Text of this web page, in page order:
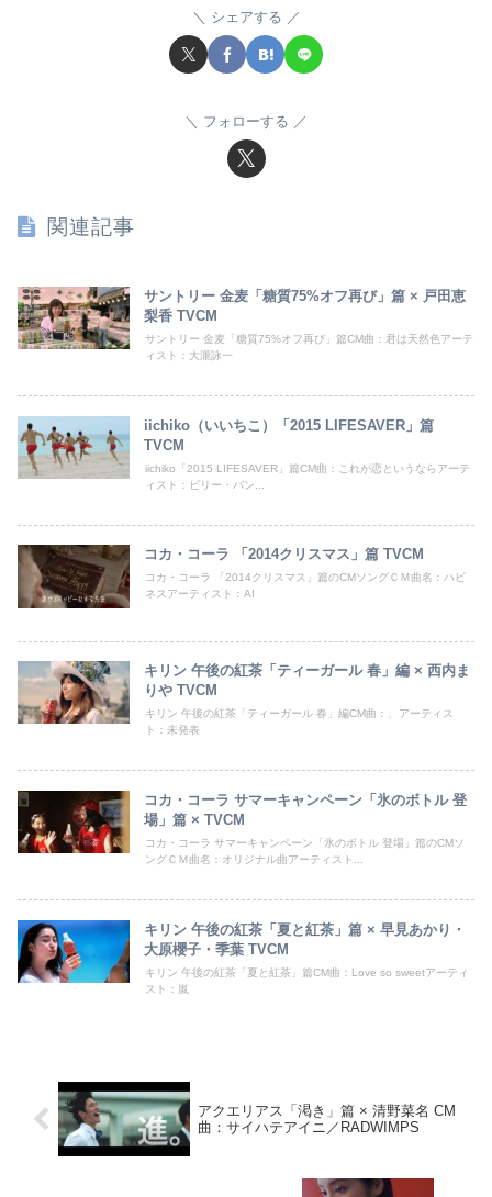
シェアする
フォローする
関連記事
サントリー 金麦「糖質75%オフ再び」篇 × 戸田恵
梨香 TVCM
サントリー 金麦「糖質75%オフ再び」篇CM曲：君は天然色アーテ
ィスト：大瀧詠一
iichiko（いいちこ）「2015 LIFESAVER」篇
TVCM
iichiko「2015 LIFESAVER」篇CM曲：これが恋というならアーテ
ィスト：ビリー・バン...
コカ・コーラ 「2014クリスマス」篇 TVCM
コカ・コーラ 「2014クリスマス」篇のCMソングＣＭ曲名：ハピ
ネスアーティスト：AI
キリン 午後の紅茶「ティーガール 春」編 × 西内ま
りや TVCM
キリン 午後の紅茶「ティーガール 春」編CM曲：、アーティス
ト：未発表
コカ・コーラ サマーキャンペーン「氷のボトル 登
場」篇 × TVCM
コカ・コーラ サマーキャンペーン「氷のボトル 登場」篇のCMソ
ングＣＭ曲名：オリジナル曲アーティスト...
キリン 午後の紅茶「夏と紅茶」篇 × 早見あかり・
大原櫻子・季葉 TVCM
キリン 午後の紅茶「夏と紅茶」篇CM曲：Love so sweetアーティ
スト：嵐
アクエリアス「渇き」篇 × 清野菜名 CM
曲：サイハテアイニ／RADWIMPS